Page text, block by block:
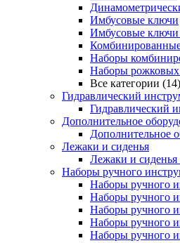
Имбусовые ключи
Имбусовые
Наборы
Наборы
Все категории (14)
Гидравлический
Гидравлический
Дополнительное
Дополнительное
Лежаки и сиденья
Лежаки и
Наборы ручного
Наборы ручного
Наборы ручного
Наборы ручного
Наборы ручного
Наборы ручного